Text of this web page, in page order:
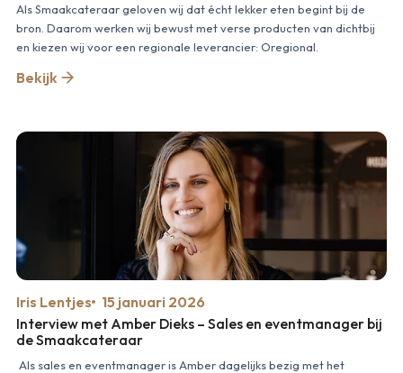
Als Smaakcateraar geloven wij dat écht lekker eten begint bij de
bron. Daarom werken wij bewust met verse producten van dichtbij
en kiezen wij voor een regionale leverancier: Oregional.
Bekijk
Iris Lentjes
15 januari 2026
Interview met Amber Dieks – Sales en eventmanager bij
de Smaakcateraar
Als sales en eventmanager is Amber dagelijks bezig met het